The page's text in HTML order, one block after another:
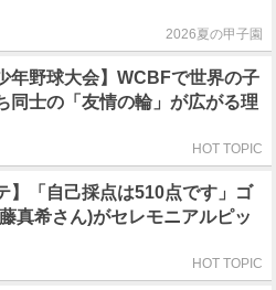
2026夏の甲子園
年野球大会】WCBFで世界の子
同士の「友情の輪」が広がる理
HOT TOPIC
】「自己採点は510点です」ゴ
真希さん)がセレモニアルピッ
HOT TOPIC